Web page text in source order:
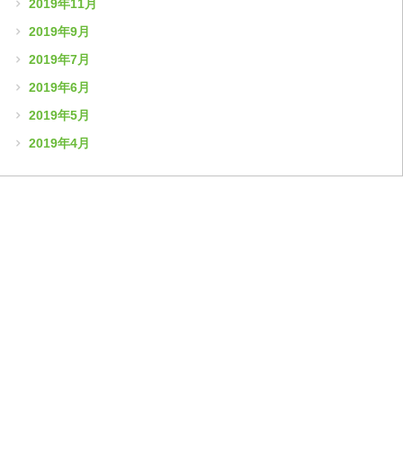
2019年11月
2019年9月
2019年7月
2019年6月
2019年5月
2019年4月